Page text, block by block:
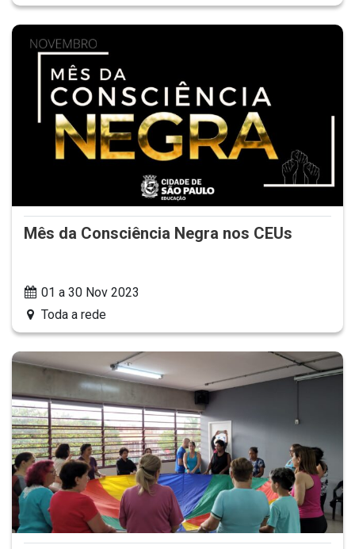
Mês da Consciência Negra nos CEUs
01 a 30 Nov 2023
Toda a rede